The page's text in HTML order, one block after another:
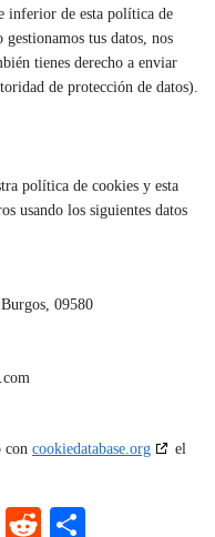
inferior de esta política de
tus datos, nos
tienes derecho a enviar
de protección de datos).
política de cookies y esta
usando los siguientes datos
09580
con cookiedatabase.org
el
Pi
R